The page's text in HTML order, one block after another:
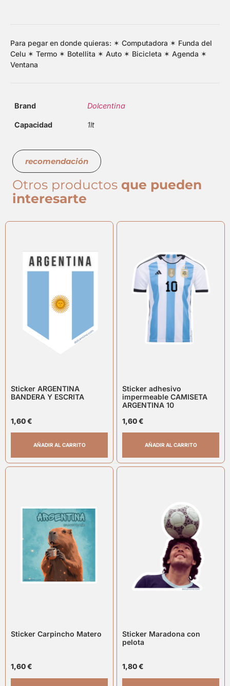
Para pegar en donde quieras: ✶ Computadora ✶ Funda del
Celu ✶ Termo ✶ Botellita ✶ Auto ✶ Bicicleta ✶ Agenda ✶
Ventana
Brand Dolcentina
Capacidad 1lt
recomendación
Otros productos que pueden
interesarte
Sticker ARGENTINA
BANDERA Y ESCRITA
1,60€
AÑADIR AL CARRITO
Sticker adhesivo
impermeable CAMISETA
ARGENTINA 10
1,60€
AÑADIR AL CARRITO
Sticker Carpincho Matero
1,60€
Sticker Maradona con
pelota
1,80€